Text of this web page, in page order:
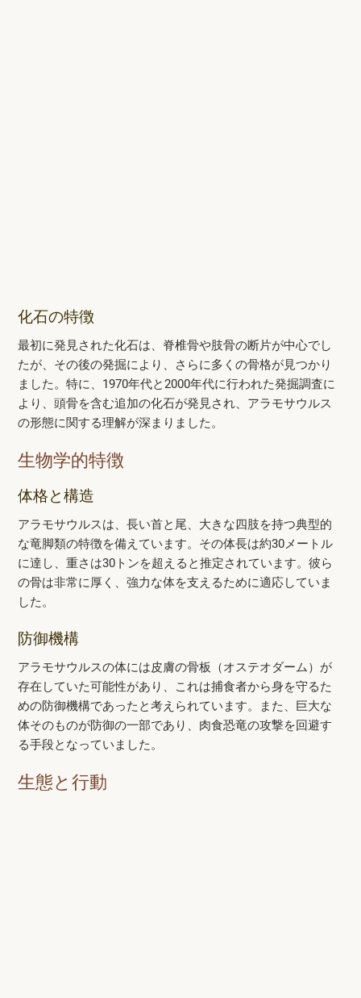
化石の特徴
最初に発見された化石は、脊椎骨や肢骨の断片が中心でし
たが、その後の発掘により、さらに多くの骨格が見つかり
ました。特に、1970年代と2000年代に行われた発掘調査に
より、頭骨を含む追加の化石が発見され、アラモサウルス
の形態に関する理解が深まりました。
生物学的特徴
体格と構造
アラモサウルスは、長い首と尾、大きな四肢を持つ典型的
な竜脚類の特徴を備えています。その体長は約30メートル
に達し、重さは30トンを超えると推定されています。彼ら
の骨は非常に厚く、強力な体を支えるために適応していま
した。
防御機構
アラモサウルスの体には皮膚の骨板（オステオダーム）が
存在していた可能性があり、これは捕食者から身を守るた
めの防御機構であったと考えられています。また、巨大な
体そのものが防御の一部であり、肉食恐竜の攻撃を回避す
る手段となっていました。
生態と行動